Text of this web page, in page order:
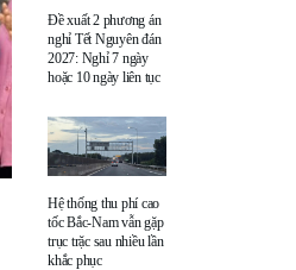
Đề xuất 2 phương án
nghỉ Tết Nguyên đán
2027: Nghỉ 7 ngày
hoặc 10 ngày liên tục
Hệ thống thu phí cao
tốc Bắc-Nam vẫn gặp
trục trặc sau nhiều lần
khắc phục